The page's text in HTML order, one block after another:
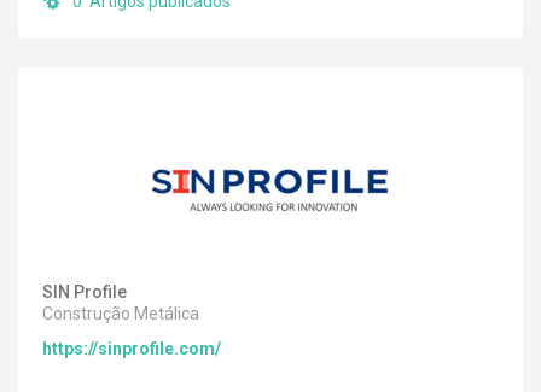
SIN Profile
Construção Metálica
https://sinprofile.com/